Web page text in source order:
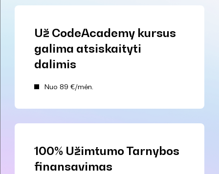
Už CodeAcademy kursus
galima atsiskaityti
dalimis
Nuo 89 €/mėn.
100% Užimtumo Tarnybos
finansavimas